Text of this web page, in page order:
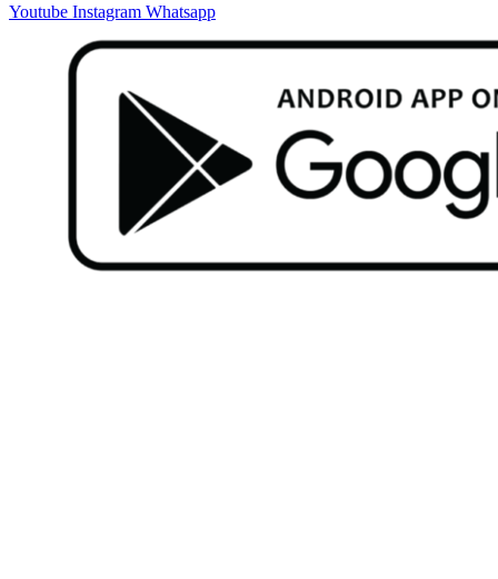
Youtube Instagram Whatsapp